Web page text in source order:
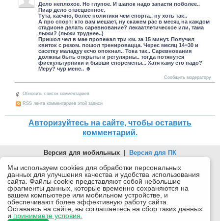
Дело неплохое. Но глупое. И шапок надо запасти поболее..
Пиар дело отвецвенное.
Тута, каечно, более политики чем спорта., ну хоть так..
А про спорт: кто вам мешает, ну скажем рас в месяц на каждом
стадионе делать саревнование? лекаатлетическое или, тама
лыжи? (лыжи труднее..)
Пришол чел в мае пропежал три км. за 15 минут. Получил
квиток с резом. пошол тренировацца. Черес месяц 14=30 и
сасетку маладуу есчо опокнал.. Тока так.. Саревнования
должны быть открыты и регулярны.. тогда потянутся
фискультурники и бывши спорсмены... Хатя каму ето надо?
Меру? чур мене.. ☻
Сообщить модератору
Обновить список комментариев
RSS лента комментариев этой записи
Авторизуйтесь на сайте, чтобы оставить
комментарий.
Версия для мобильных
Версия для ПК
© 2026 Беломорканал Северодвинск tv29.ru
Joomla!is Free Software released under the GNU General Public
License.
Mobile version byMobile Joomla!
Desktop Version
Мы используем cookies для обработки персональных
данных для улучшения качества и удобства использования
сайта. Файлы cookie представляют собой небольшие
фрагменты данных, которые временно сохраняются на
вашем компьютере или мобильном устройстве, и
обеспечивают более эффективную работу сайта.
Оставаясь на сайте, вы соглашаетесь на сбор таких данных
и принимаете условия.